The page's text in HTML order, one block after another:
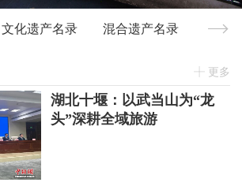
文化遗产名录 混合遗产名录
更多
湖北十堰：以武当山为“龙
头”深耕全域旅游